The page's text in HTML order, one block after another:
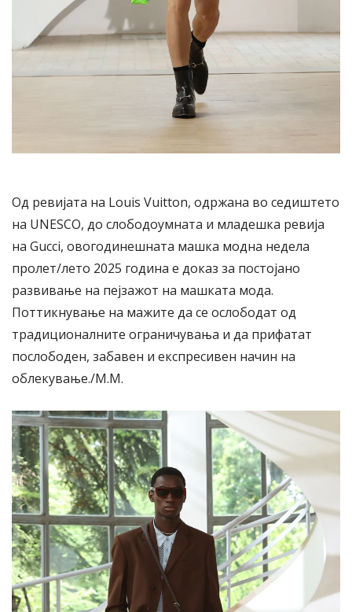
Од ревијата на Louis Vuitton, одржана во седиштето
на UNESCO, до слободоумната и младешка ревија
на Gucci, овогодинешната машка модна недела
пролет/лето 2025 година е доказ за постојано
развивање на пејзажот на машката мода.
Поттикнување на мажите да се ослободат од
традиционалните ограничувања и да прифатат
послободен, забавен и експресивен начин на
облекување./М.М.